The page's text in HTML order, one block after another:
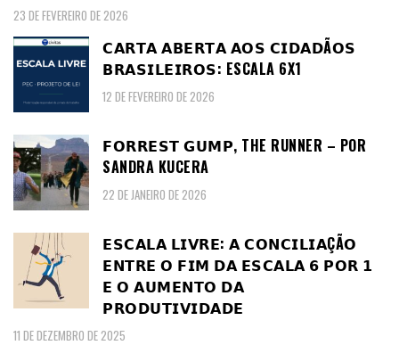
23 DE FEVEREIRO DE 2026
𝗖𝗔𝗥𝗧𝗔 𝗔𝗕𝗘𝗥𝗧𝗔 𝗔𝗢𝗦 𝗖𝗜𝗗𝗔𝗗Ã𝗢𝗦
𝗕𝗥𝗔𝗦𝗜𝗟𝗘𝗜𝗥𝗢𝗦: ESCALA 6X1
12 DE FEVEREIRO DE 2026
𝗙𝗢𝗥𝗥𝗘𝗦𝗧 𝗚𝗨𝗠𝗣, THE RUNNER – POR
SANDRA KUCERA
22 DE JANEIRO DE 2026
𝗘𝗦𝗖𝗔𝗟𝗔 𝗟𝗜𝗩𝗥𝗘: 𝗔 𝗖𝗢𝗡𝗖𝗜𝗟𝗜𝗔ÇÃ𝗢
𝗘𝗡𝗧𝗥𝗘 𝗢 𝗙𝗜𝗠 𝗗𝗔 𝗘𝗦𝗖𝗔𝗟𝗔 𝟲 𝗣𝗢𝗥 𝟭
𝗘 𝗢 𝗔𝗨𝗠𝗘𝗡𝗧𝗢 𝗗𝗔
𝗣𝗥𝗢𝗗𝗨𝗧𝗜𝗩𝗜𝗗𝗔𝗗𝗘
11 DE DEZEMBRO DE 2025